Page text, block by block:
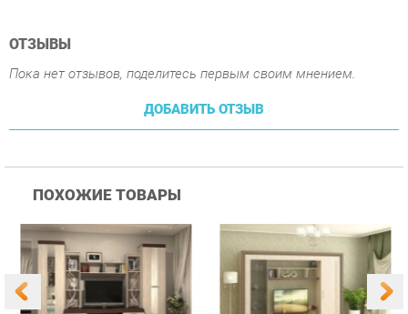
ПОХОЖИЕ ТОВАРЫ
Купить
Гостиная Стиль
Атлантида-2 Венге-дуб
Белфорд
25 190 ₽ Купить
Гостиная Витра
Симфония 7.10
55 390 ₽